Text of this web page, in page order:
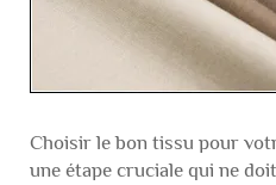
Choisir le bon tissu pour
une étape cruciale qui ne